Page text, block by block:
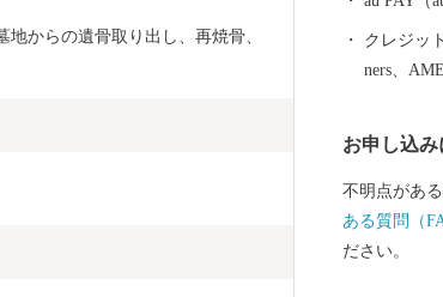
からの遺骨取り出し、再焼骨、
クレジッ
ners、
お申し込み
不明点があ
ある質問（
ださい。